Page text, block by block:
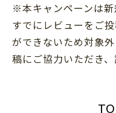
※本キャンペーンは新
すでにレビューをご
ができないため対象
稿にご協力いただき、